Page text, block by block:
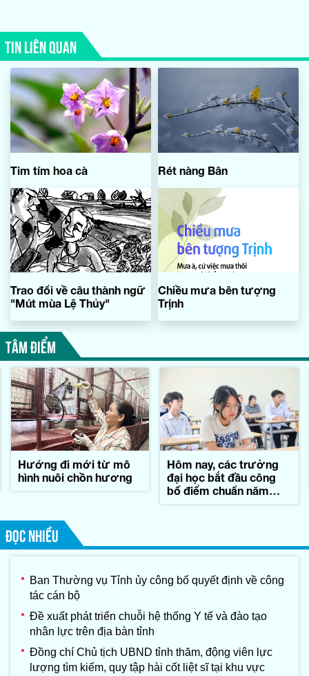
TIN LIÊN QUAN
Tim tím hoa cà Rét nàng Bân
Trao đổi về câu thành ngữ
"Mút mùa Lệ Thủy"
Chiều mưa bên tượng
Trịnh
TÂM ĐIỂM
Hướng đi mới từ mô
hình nuôi chồn hương
Hôm nay, các trường
đại học bắt đầu công
bố điểm chuẩn năm
ĐỌC NHIỀU
Ban Thường vụ Tỉnh ủy công bố quyết định về công
tác cán bộ
Đề xuất phát triển chuỗi hệ thống Y tế và đào tạo
nhân lực trên địa bàn tỉnh
Đồng chí Chủ tịch UBND tỉnh thăm, động viên lực
lượng tìm kiếm, quy tập hài cốt liệt sĩ tại khu vực